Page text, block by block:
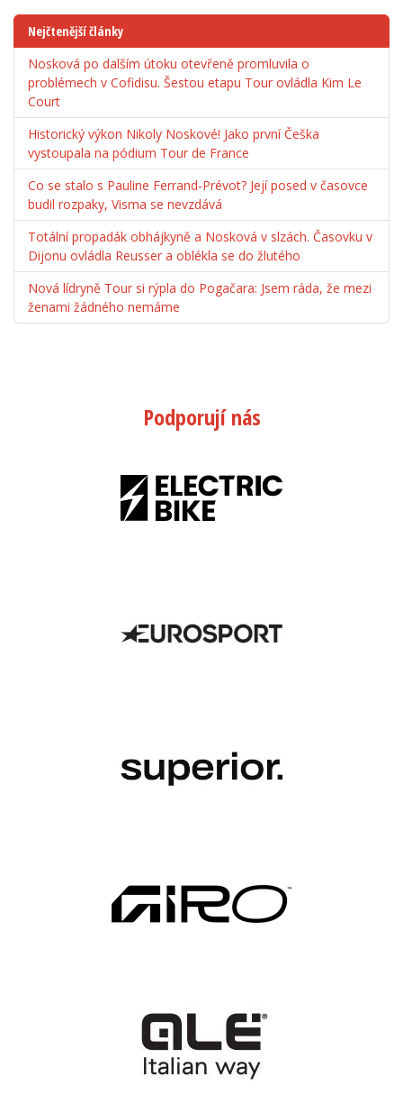
Nejčtenější články
Nosková po dalším útoku otevřeně promluvila o
problémech v Cofidisu. Šestou etapu Tour ovládla Kim Le
Court
Historický výkon Nikoly Noskové! Jako první Češka
vystoupala na pódium Tour de France
Co se stalo s Pauline Ferrand-Prévot? Její posed v časovce
budil rozpaky, Visma se nevzdává
Totální propadák obhájkyně a Nosková v slzách. Časovku v
Dijonu ovládla Reusser a oblékla se do žlutého
Nová lídryně Tour si rýpla do Pogačara: Jsem ráda, že mezi
ženami žádného nemáme
Podporují nás